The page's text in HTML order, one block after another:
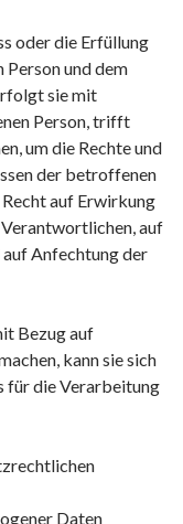
oder die Erfüllung
und dem
sie mit
Person, trifft
um die Rechte und
der betroffenen
Recht auf Erwirkung
auf
auf Anfechtung der
Bezug auf
kann sie sich
für die Verarbeitung
Daten